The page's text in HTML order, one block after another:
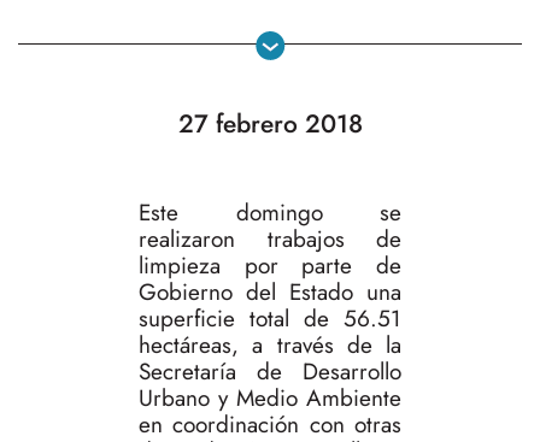
27 febrero 2018
Este domingo se
realizaron trabajos de
limpieza por parte de
Gobierno del Estado una
superficie total de 56.51
hectáreas, a través de la
Secretaría de Desarrollo
Urbano y Medio Ambiente
en coordinación con otras